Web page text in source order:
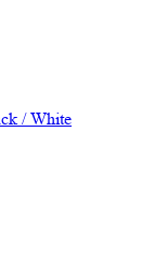
/ White